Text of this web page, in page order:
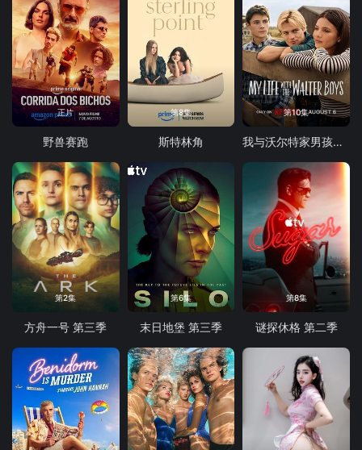
正片
野兽赛跑
第8集
斯特林角
第10集
我与沃尔特家男孩的生活 第三季
第2集
方舟一号 第三季
第6集
末日地堡 第三季
第8集
谜探休格 第二季